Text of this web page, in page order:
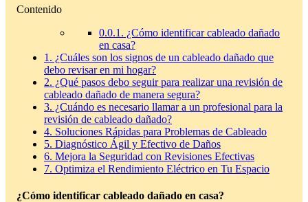
Contenido
0.0.1. ¿Cómo identificar cableado dañado
en casa?
1. ¿Cuáles son los signos de un cableado dañado que
debo revisar en mi hogar?
2. ¿Qué pasos debo seguir para realizar una revisión de
cableado dañado de manera segura?
3. ¿Cuándo es necesario llamar a un profesional para la
revisión de cableado dañado?
4. Soluciones Rápidas para Problemas de Cableado
5. Diagnóstico Ágil y Efectivo de Daños
6. Mejora la Seguridad con Revisiones Efectivas
7. Optimiza el Rendimiento Eléctrico en Tu Espacio
¿Cómo identificar cableado dañado en casa?